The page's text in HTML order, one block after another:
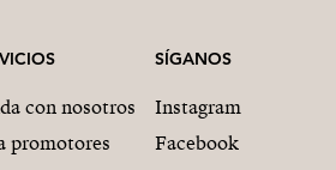
con nosotros
promotores
SÍGANOS
Instagram
Facebook